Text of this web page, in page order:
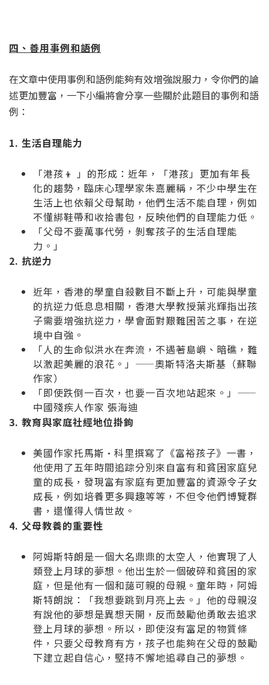
四、善用事例和語例
在文章中使用事例和語例能夠有效增強說服力，令你們的論
述更加豐富，一下小編將會分享一些關於此題目的事例和語
例：
1. 生活自理能力
「港孩 👦
」的形成：近年，「港孩」更加有年長
化的趨勢，臨床心理學家朱嘉麗稱，不少中學生在
生活上也依賴父母幫助，他們生活不能自理，例如
不懂綁鞋帶和收拾書包，反映他們的自理能力低。
「父母不要萬事代勞，剝奪孩子的生活自理能
力。」
2. 抗逆力
近年，香港的學童自殺數目不斷上升，可能與學童
的抗逆力低息息相關，香港大學教授葉兆輝指出孩
子需要增強抗逆力，學會面對艱難困苦之事，在逆
境中自強。
「人的生命似洪水在奔流，不遇著島嶼、暗礁，難
以激起美麗的浪花。」——奧斯特洛夫斯基（蘇聯
作家）
「即使跌倒一百次，也要一百次地站起來。」——
中國殘疾人作家 張海迪
3. 教育與家庭社經地位掛鉤
美國作家托馬斯·科里撰寫了《富裕孩子》一書，
他使用了五年時間追踪分別來自富有和貧困家庭兒
童的成長，發現富有家庭有更加豐富的資源令子女
成長，例如培養更多興趣等等，不但令他們博覽群
書，還懂得人情世故。
4. 父母教養的重要性
阿姆斯特朗是一個大名鼎鼎的太空人，他實現了人
類登上月球的夢想。他出生於一個破碎和貧困的家
庭，但是他有一個和藹可親的母親。童年時，阿姆
斯特朗說：「我想要跳到月亮上去。」他的母親沒
有說他的夢想是異想天開，反而鼓勵他勇敢去追求
登上月球的夢想。所以，即使沒有富足的物質條
件，只要父母教育有方，孩子也能夠在父母的鼓勵
下建立起自信心，堅持不懈地追尋自己的夢想。